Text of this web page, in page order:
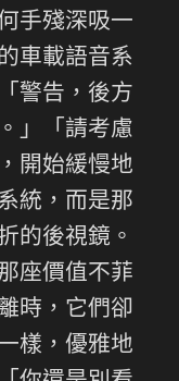
手殘深吸一
車載語音系
警告，後方
」「請考慮
開始緩慢地
統，而是那
的後視鏡。
座價值不菲
時，它們卻
樣，優雅地